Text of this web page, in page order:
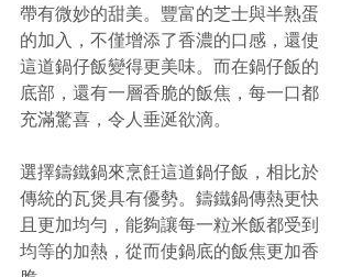
帶有微妙的甜美。豐富的芝士與半熟蛋
的加入，不僅增添了香濃的口感，還使
這道鍋仔飯變得更美味。而在鍋仔飯的
底部，還有一層香脆的飯焦，每一口都
充滿驚喜，令人垂涎欲滴。
選擇鑄鐵鍋來烹飪這道鍋仔飯，相比於
傳統的瓦煲具有優勢。鑄鐵鍋傳熱更快
且更加均勻，能夠讓每一粒米飯都受到
均等的加熱，從而使鍋底的飯焦更加香